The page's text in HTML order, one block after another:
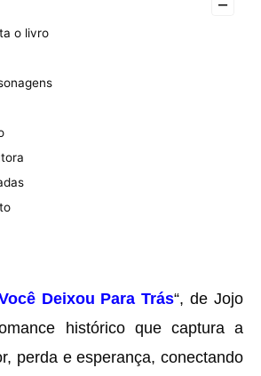
o livro
Deixou Para Trás“, de Jojo
histórico que captura a
perda e esperança, conectando